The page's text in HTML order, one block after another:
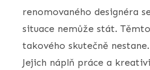
renomovaného designéra
situace nemůže stát.
takového skutečně
Jejich náplň práce a